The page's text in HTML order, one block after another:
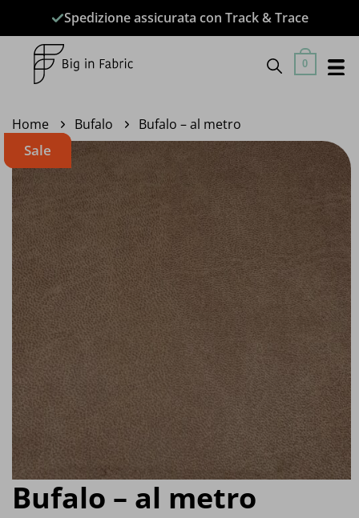
contenuti
Spedizione assicurata con Track & Trace
0
Home Bufalo Bufalo – al metro
Sale
Bufalo – al metro